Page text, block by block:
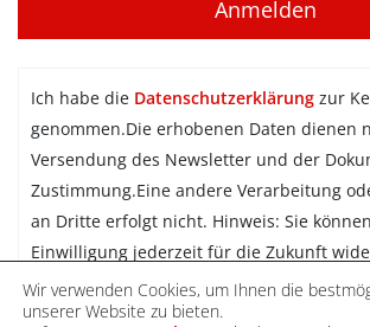
Ich habe die Datenschutzerklärung zur
genommen.Die erhobenen Daten dienen
Versendung des Newsletter und der
Zustimmung.Eine andere Verarbeitung
an Dritte erfolgt nicht. Hinweis: Sie
Einwilligung jederzeit für die Zukunft
Newsletter abonnieren
Wir verwenden Cookies, um Ihnen die
unserer Website zu bieten.